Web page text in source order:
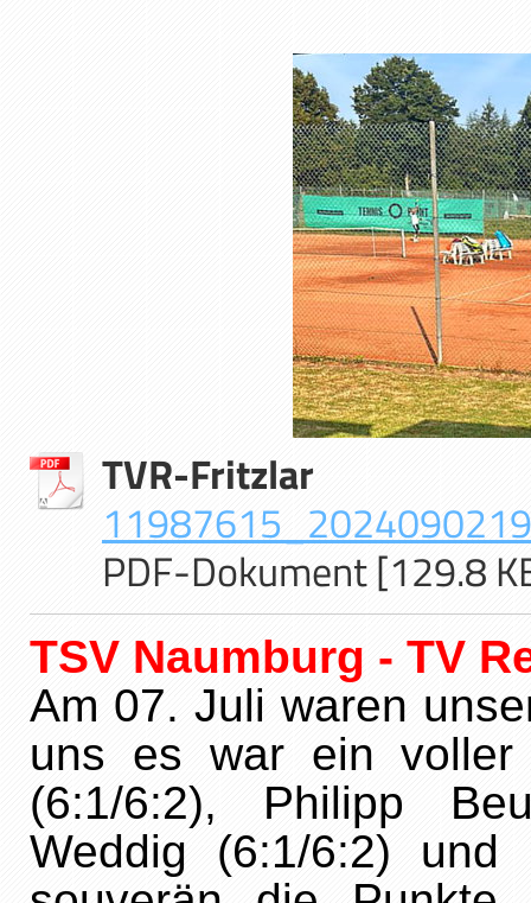
TVR-Fritzlar
PDF-Dokument [129.8
TSV Naumburg - TV
Am 07. Juli waren
uns es war ein voller
(6:1/6:2), Philipp
Weddig (6:1/6:2)